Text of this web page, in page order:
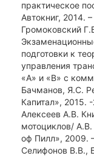
практическое
Автокниг, 2014.
Громоковский
подготовки к
управления
«А» и «В» с
Бачманов, Я.С.
Капитал», 2015.
Алексеев А.В.
мотоциклов/
оф Пилл», 2009.
Селифонов В.В.,